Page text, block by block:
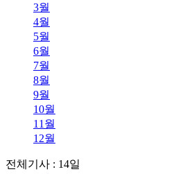
3월
4월
5월
6월
7월
8월
9월
10월
11월
12월
전체기사 : 14일